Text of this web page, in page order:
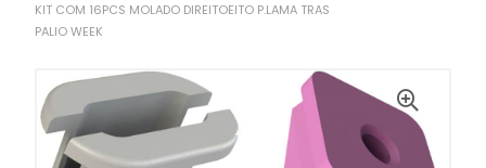
KIT COM 16PCS MOLADO DIREITOEITO P.LAMA TRAS
PALIO WEEK